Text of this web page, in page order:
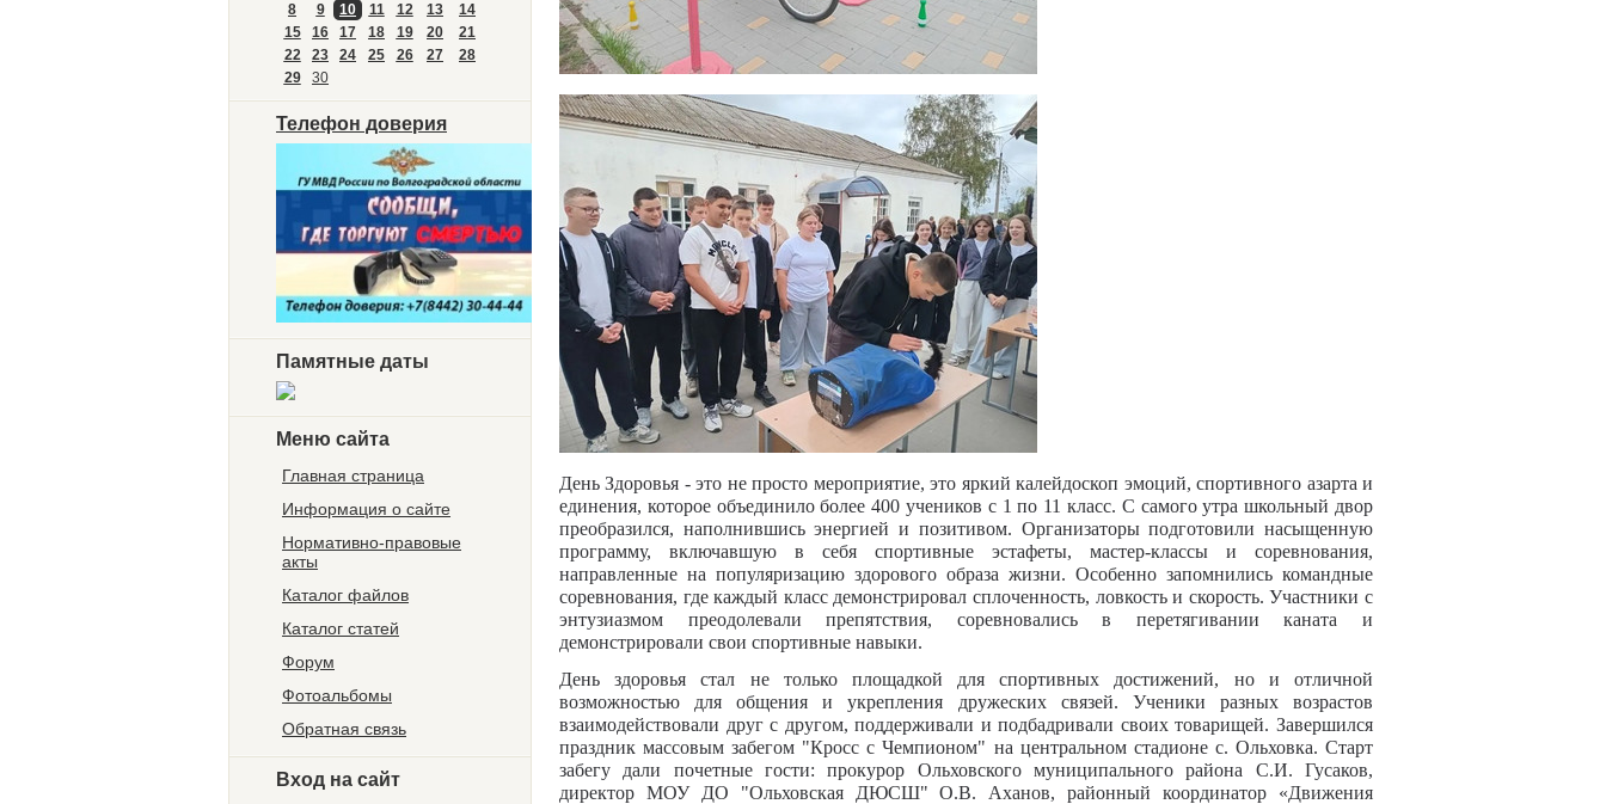
8
9 10 11 12 13
14
15
16 17 18 19 20
21
22
23 24 25 26 27
28
29
30
Телефон доверия
Памятные даты
Меню сайта
Главная страница
Информация о сайте
Нормативно-правовые
акты
Каталог файлов
Каталог статей
Форум
Фотоальбомы
Обратная связь
Вход на сайт
День Здоровья - это не просто мероприятие, это яркий калейдоскоп эмоций, спортивного азарта и
единения, которое объединило более 400 учеников с 1 по 11 класс. С самого утра школьный двор
преобразился, наполнившись энергией и позитивом. Организаторы подготовили насыщенную
программу, включавшую в себя спортивные эстафеты, мастер-классы и соревнования,
направленные на популяризацию здорового образа жизни. Особенно запомнились командные
соревнования, где каждый класс демонстрировал сплоченность, ловкость и скорость. Участники с
энтузиазмом преодолевали препятствия, соревновались в перетягивании каната и
демонстрировали свои спортивные навыки.
День здоровья стал не только площадкой для спортивных достижений, но и отличной
возможностью для общения и укрепления дружеских связей. Ученики разных возрастов
взаимодействовали друг с другом, поддерживали и подбадривали своих товарищей. Завершился
праздник массовым забегом "Кросс с Чемпионом" на центральном стадионе с. Ольховка. Старт
забегу дали почетные гости: прокурор Ольховского муниципального района С.И. Гусаков,
директор МОУ ДО "Ольховская ДЮСШ" О.В. Аханов, районный координатор «Движения